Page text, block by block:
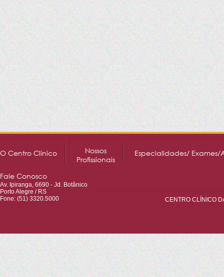
O Centro Clínico
Nossos
Profissionais
Especialidades/ Exames/
Fale Conosco
Av. Ipiranga, 6690 - Jd. Botânico
Porto Alegre / RS
Fone: (51) 3320.5000
CENTRO CLÍNICO